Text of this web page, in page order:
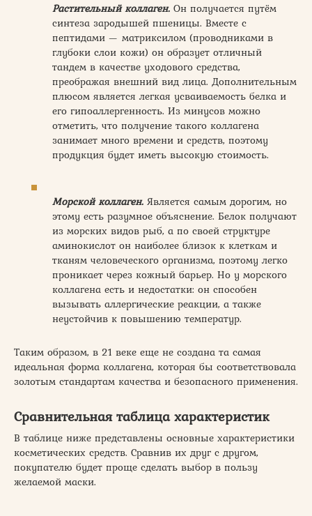
Растительный коллаген. Он получается путём
синтеза зародышей пшеницы. Вместе с
пептидами — матриксилом (проводниками в
глубоки слои кожи) он образует отличный
тандем в качестве уходового средства,
преображая внешний вид лица. Дополнительным
плюсом является легкая усваиваемость белка и
его гипоаллергенность. Из минусов можно
отметить, что получение такого коллагена
занимает много времени и средств, поэтому
продукция будет иметь высокую стоимость.
Морской коллаген. Является самым дорогим, но
этому есть разумное объяснение. Белок получают
из морских видов рыб, а по своей структуре
аминокислот он наиболее близок к клеткам и
тканям человеческого организма, поэтому легко
проникает через кожный барьер. Но у морского
коллагена есть и недостатки: он способен
вызывать аллергические реакции, а также
неустойчив к повышению температур.
Таким образом, в 21 веке еще не создана та самая
идеальная форма коллагена, которая бы соответствовала
золотым стандартам качества и безопасного применения.
Сравнительная таблица характеристик
В таблице ниже представлены основные характеристики
косметических средств. Сравнив их друг с другом,
покупателю будет проще сделать выбор в пользу
желаемой маски.